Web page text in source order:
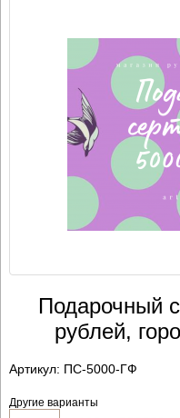
Подарочный
рублей,
Артикул: ПС-5000-ГФ
Другие варианты